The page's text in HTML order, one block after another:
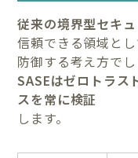
従来の境界型セキュ
信頼できる領域と
防御する考え方でし
SASEはゼロトラス
スを常に検証
します。